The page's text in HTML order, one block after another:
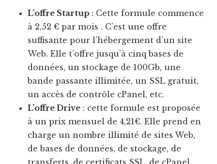
L’offre Startup : Cette formule commence
à 2,52 € par mois . C’est une offre
suffisante pour l’hébergement d’un site
Web. Elle t’offre jusqu’à cinq bases de
données, un stockage de 100Gb, une
bande passante illimitée, un SSL gratuit,
un accès de contrôle cPanel, etc.
L’offre Drive : cette formule est proposée
à un prix mensuel de 4,21€. Elle prend en
charge un nombre illimité de sites Web,
de bases de données, de stockage, de
transferts, de certificats SSL, de cPanel,